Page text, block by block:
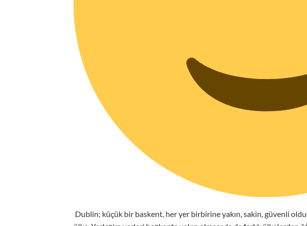
Dublin; küçük bir baskent, her yer birbirine yakın, sakin, güvenli